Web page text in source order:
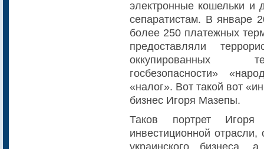
электронные кошельки и
сепаратистам. В январе
более 250 платежных
предоставляли
оккупированных
госбезопасности»
«налог». Вот такой вот
бизнес Игоря Мазепы.
Таков портрет
инвестиционной отрасли,
украинского бизнеса,